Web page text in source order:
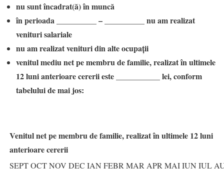
nu sunt încadrat(ă) în muncă
în perioada __________ – __________ nu am realizat
venituri salariale
nu am realizat venituri din alte ocupaţii
venitul mediu net pe membru de familie, realizat în ultimele
12 luni anterioare cererii este ___________ lei, conform
tabelului de mai jos:
Venitul net pe membru de familie, realizat în ultimele 12 luni
anterioare cererii
SEPTOCTNOV DEC IAN FEBRMARAPRMAIIUN IUL